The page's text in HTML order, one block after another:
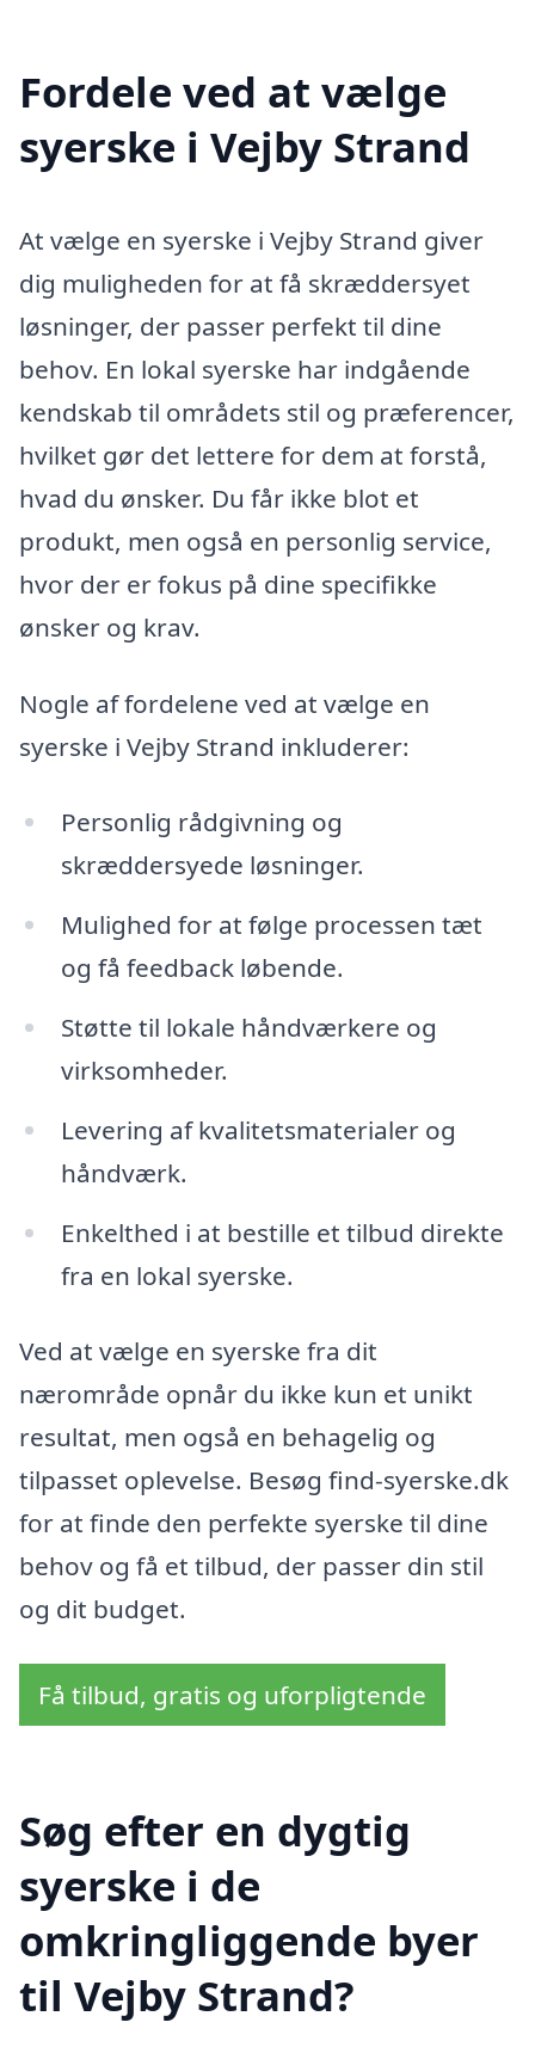
Fordele ved at vælge
syerske i Vejby Strand
At vælge en syerske i Vejby Strand giver
dig muligheden for at få skræddersyet
løsninger, der passer perfekt til dine
behov. En lokal syerske har indgående
kendskab til områdets stil og præferencer,
hvilket gør det lettere for dem at forstå,
hvad du ønsker. Du får ikke blot et
produkt, men også en personlig service,
hvor der er fokus på dine specifikke
ønsker og krav.
Nogle af fordelene ved at vælge en
syerske i Vejby Strand inkluderer:
Personlig rådgivning og
skræddersyede løsninger.
Mulighed for at følge processen tæt
og få feedback løbende.
Støtte til lokale håndværkere og
virksomheder.
Levering af kvalitetsmaterialer og
håndværk.
Enkelthed i at bestille et tilbud direkte
fra en lokal syerske.
Ved at vælge en syerske fra dit
nærområde opnår du ikke kun et unikt
resultat, men også en behagelig og
tilpasset oplevelse. Besøg find-syerske.dk
for at finde den perfekte syerske til dine
behov og få et tilbud, der passer din stil
og dit budget.
Få tilbud, gratis og uforpligtende
Søg efter en dygtig
syerske i de
omkringliggende byer
til Vejby Strand?